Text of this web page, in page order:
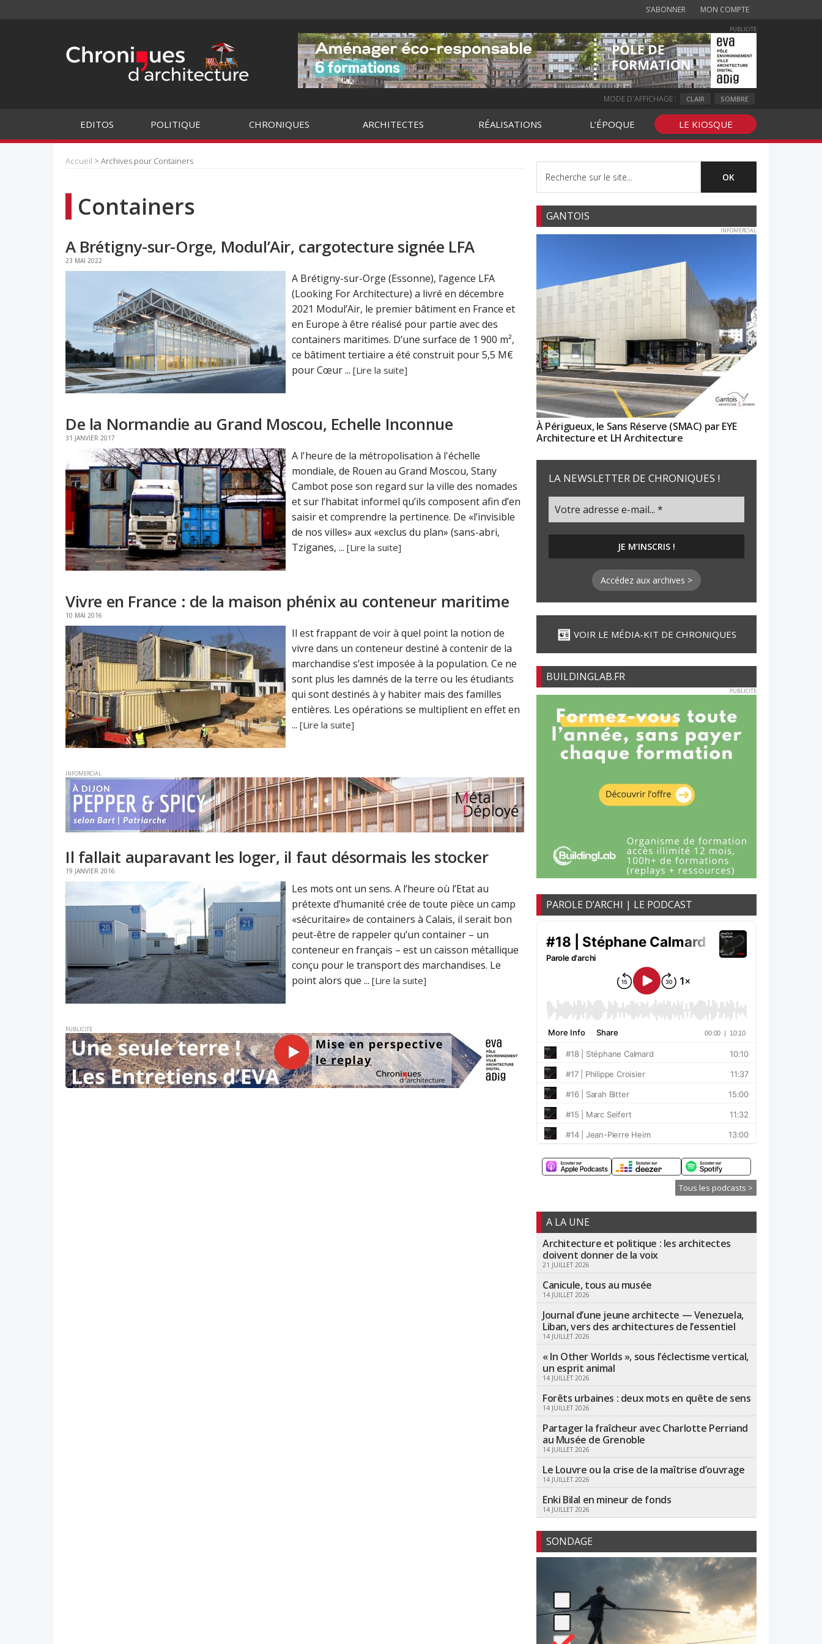
S’ABONNER MON COMPTE
PUBLICITE
MODE D'AFFICHAGE : CLAIR SOMBRE
EDITOS POLITIQUE CHRONIQUES ARCHITECTES RÉALISATIONS L’ÉPOQUE LE KIOSQUE
Accueil > Archives pour Containers
Containers
A Brétigny-sur-Orge, Modul’Air, cargotecture signée LFA
23 MAI 2022
A Brétigny-sur-Orge (Essonne), l’agence LFA
(Looking For Architecture) a livré en décembre
2021 Modul’Air, le premier bâtiment en France et
en Europe à être réalisé pour partie avec des
containers maritimes. D’une surface de 1 900 m²,
ce bâtiment tertiaire a été construit pour 5,5 M€
pour Cœur ... [Lire la suite]
De la Normandie au Grand Moscou, Echelle Inconnue
31 JANVIER 2017
A l'heure de la métropolisation à l'échelle
mondiale, de Rouen au Grand Moscou, Stany
Cambot pose son regard sur la ville des nomades
et sur l’habitat informel qu’ils composent afin d’en
saisir et comprendre la pertinence. De «l’invisible
de nos villes» aux «exclus du plan» (sans-abri,
Tziganes, ... [Lire la suite]
Vivre en France : de la maison phénix au conteneur maritime
10 MAI 2016
Il est frappant de voir à quel point la notion de
vivre dans un conteneur destiné à contenir de la
marchandise s’est imposée à la population. Ce ne
sont plus les damnés de la terre ou les étudiants
qui sont destinés à y habiter mais des familles
entières. Les opérations se multiplient en effet en
... [Lire la suite]
INFOMERCIAL
Il fallait auparavant les loger, il faut désormais les stocker
19 JANVIER 2016
Les mots ont un sens. A l’heure où l’Etat au
prétexte d’humanité crée de toute pièce un camp
«sécuritaire» de containers à Calais, il serait bon
peut-être de rappeler qu’un container – un
conteneur en français – est un caisson métallique
conçu pour le transport des marchandises. Le
point alors que ... [Lire la suite]
PUBLICITE
GANTOIS
INFOMERCIAL
À Périgueux, le Sans Réserve (SMAC) par EYE
Architecture et LH Architecture
LA NEWSLETTER DE CHRONIQUES !
Accédez aux archives >
VOIR LE MÉDIA-KIT DE CHRONIQUES
BUILDINGLAB.FR
PUBLICITE
PAROLE D’ARCHI | LE PODCAST
Tous les podcasts >
A LA UNE
Architecture et politique : les architectes
doivent donner de la voix
21 JUILLET 2026
Canicule, tous au musée
14 JUILLET 2026
Journal d’une jeune architecte — Venezuela,
Liban, vers des architectures de l’essentiel
14 JUILLET 2026
« In Other Worlds », sous l’éclectisme vertical,
un esprit animal
14 JUILLET 2026
Forêts urbaines : deux mots en quête de sens
14 JUILLET 2026
Partager la fraîcheur avec Charlotte Perriand
au Musée de Grenoble
14 JUILLET 2026
Le Louvre ou la crise de la maîtrise d’ouvrage
14 JUILLET 2026
Enki Bilal en mineur de fonds
14 JUILLET 2026
SONDAGE